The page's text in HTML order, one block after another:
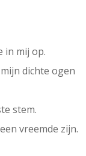
in mij op.
dichte ogen
stem.
vreemde zijn.